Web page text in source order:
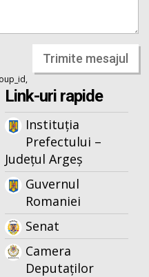
Trimite mesajul
Link-uri rapide
Instituția
Prefectului –
Județul Argeș
Guvernul
Romaniei
Senat
Camera
Deputaților